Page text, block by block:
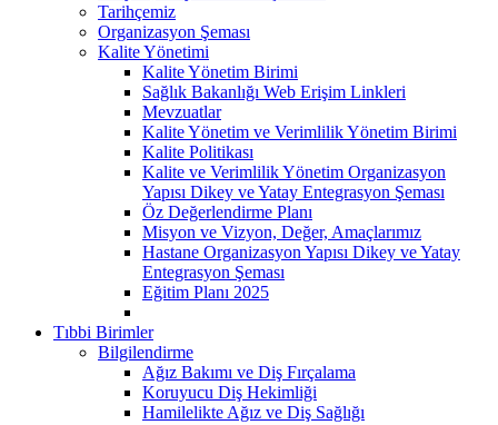
Tarihçemiz
Organizasyon Şeması
Kalite Yönetimi
Kalite Yönetim Birimi
Sağlık Bakanlığı Web Erişim Linkleri
Mevzuatlar
Kalite Yönetim ve Verimlilik Yönetim Birimi
Kalite Politikası
Kalite ve Verimlilik Yönetim Organizasyon
Yapısı Dikey ve Yatay Entegrasyon Şeması
Öz Değerlendirme Planı
Misyon ve Vizyon, Değer, Amaçlarımız
Hastane Organizasyon Yapısı Dikey ve Yatay
Entegrasyon Şeması
Eğitim Planı 2025
Tıbbi Birimler
Bilgilendirme
Ağız Bakımı ve Diş Fırçalama
Koruyucu Diş Hekimliği
Hamilelikte Ağız ve Diş Sağlığı